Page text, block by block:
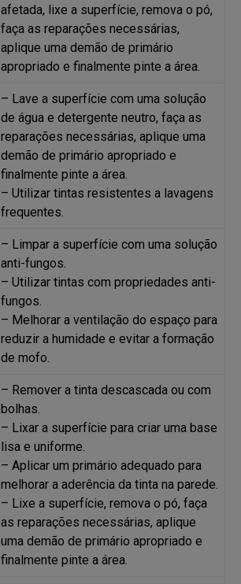
afetada, lixe a superfície, remova o pó,
faça as reparações necessárias,
aplique uma demão de primário
apropriado e finalmente pinte a área.
– Lave a superfície com uma solução
de água e detergente neutro, faça as
reparações necessárias, aplique uma
demão de primário apropriado e
finalmente pinte a área.
– Utilizar tintas resistentes a lavagens
frequentes.
– Limpar a superfície com uma solução
anti-fungos.
– Utilizar tintas com propriedades anti-
fungos.
– Melhorar a ventilação do espaço para
reduzir a humidade e evitar a formação
de mofo.
– Remover a tinta descascada ou com
bolhas.
– Lixar a superfície para criar uma base
lisa e uniforme.
– Aplicar um primário adequado para
melhorar a aderência da tinta na parede.
– Lixe a superfície, remova o pó, faça
as reparações necessárias, aplique
uma demão de primário apropriado e
finalmente pinte a área.